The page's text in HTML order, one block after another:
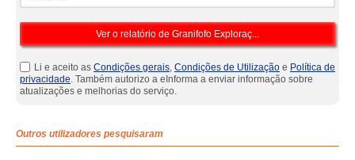
Li e aceito as Condições gerais, Condições de Utilização e Política de
privacidade. Também autorizo a eInforma a enviar informação sobre
atualizações e melhorias do serviço.
Outros utilizadores pesquisaram